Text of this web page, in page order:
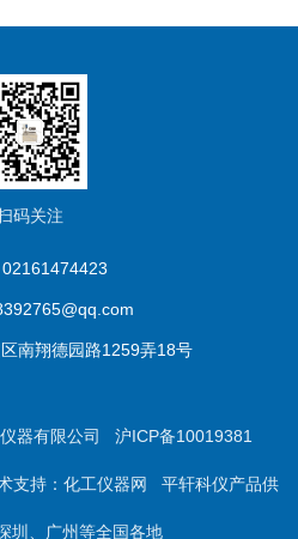
码关注
南翔德园路1259弄18号
仪器有限公司沪ICP备10019381
支持：化工仪器网 平轩科仪产品供
圳、广州等全国各地